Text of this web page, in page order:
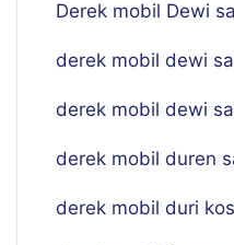
Derek mobil Dewi
derek mobil dewi
derek mobil dewi
derek mobil duren
derek mobil duri